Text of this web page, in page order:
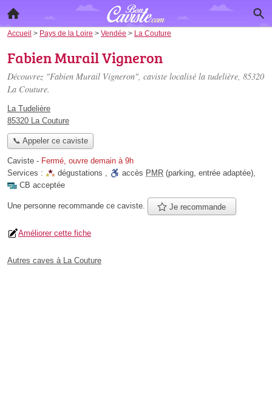
Accueil > Pays de la Loire > Vendée > La Couture
Fabien Murail Vigneron
Découvrez "Fabien Murail Vigneron", caviste localisé la tudelière, 85320
La Couture.
La Tudelière
85320 La Couture
📞 Appeler ce caviste
Caviste - Fermé, ouvre demain à 9h
Services :
dégustations , accès PMR (parking, entrée adaptée),
CB acceptée
Une personne recommande ce caviste. Je recommande
Améliorer cette fiche
Autres caves à La Couture